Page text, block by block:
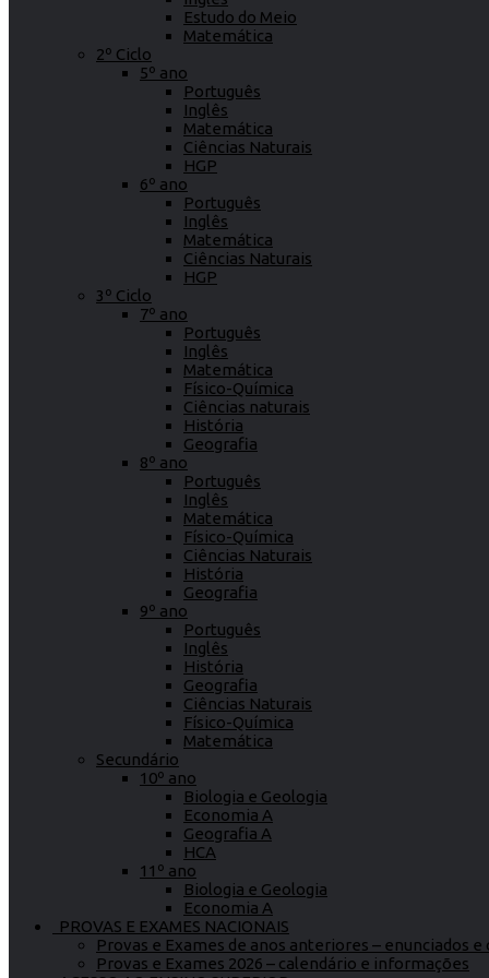
Estudo do Meio
Matemática
2º Ciclo
5º ano
Português
Inglês
Matemática
Ciências Naturais
HGP
6º ano
Português
Inglês
Matemática
Ciências Naturais
HGP
3º Ciclo
7º ano
Português
Inglês
Matemática
Físico-Química
Ciências naturais
História
Geografia
8º ano
Português
Inglês
Matemática
Físico-Química
Ciências Naturais
História
Geografia
9º ano
Português
Inglês
História
Geografia
Ciências Naturais
Físico-Química
Matemática
Secundário
10º ano
Biologia e Geologia
Economia A
Geografia A
HCA
11º ano
Biologia e Geologia
Economia A
PROVAS E EXAMES NACIONAIS
Provas e Exames de anos anteriores – enunciados
Provas e Exames 2026 – calendário e informações